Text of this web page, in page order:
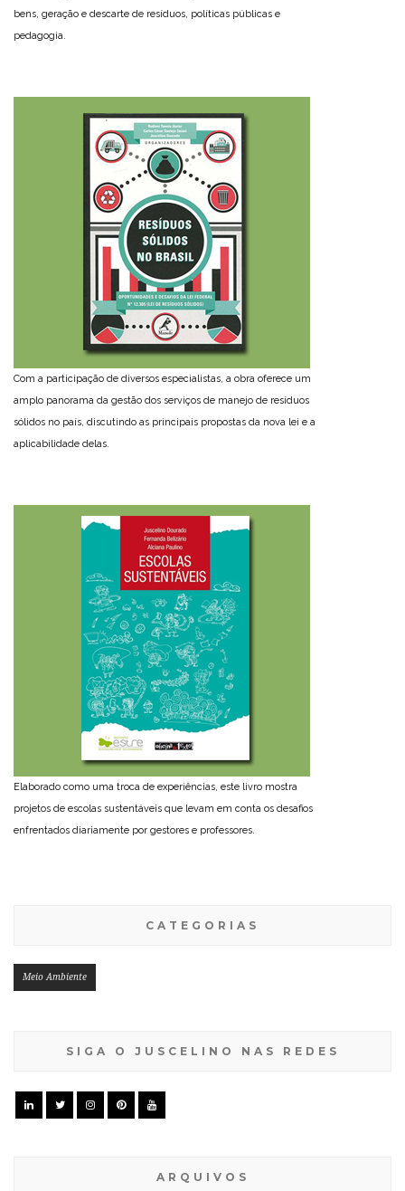
bens, geração e descarte de resíduos, políticas públicas e
pedagogia.
Com a participação de diversos especialistas, a obra oferece um
amplo panorama da gestão dos serviços de manejo de resíduos
sólidos no país, discutindo as principais propostas da nova lei e a
aplicabilidade delas.
Elaborado como uma troca de experiências, este livro mostra
projetos de escolas sustentáveis que levam em conta os desafios
enfrentados diariamente por gestores e professores.
CATEGORIAS
Meio Ambiente
SIGA O JUSCELINO NAS REDES
ARQUIVOS